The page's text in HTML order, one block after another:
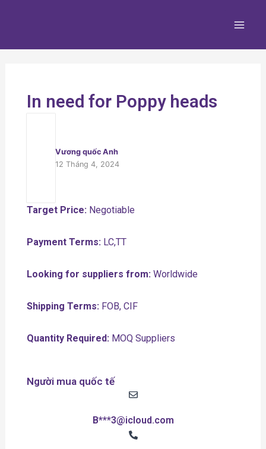
In need for Poppy heads
Vương quốc Anh
12 Tháng 4, 2024
Target Price:Negotiable
Payment Terms:LC,TT
Looking for suppliers from:Worldwide
Shipping Terms:FOB, CIF
Quantity Required:MOQ Suppliers
Người mua quốc tế
B***3@icloud.com